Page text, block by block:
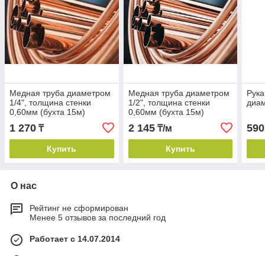
Медная труба диаметром
1/4", толщина стенки
0,60мм (бухта 15м)
1 270 ₸
Купить
Медная труба диаметром
1/2", толщина стенки
0,60мм (бухта 15м)
2 145₸/м
Купить
590
О нас
Рейтинг не сформирован
Менее 5 отзывов за последний год
Работает с 14.07.2014